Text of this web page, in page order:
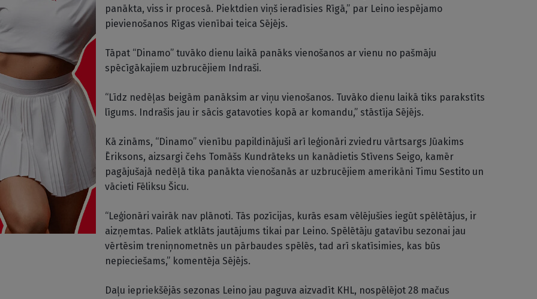
panākta, viss ir procesā. Piektdien viņš ieradīsies Rīgā,” par Leino iespējamo
pievienošanos Rīgas vienībai teica Sējējs.
Tāpat “Dinamo” tuvāko dienu laikā panāks vienošanos ar vienu no pašmāju
spēcīgākajiem uzbrucējiem Indraši.
“Līdz nedēļas beigām panāksim ar viņu vienošanos. Tuvāko dienu laikā tiks parakstīts
līgums. Indrašis jau ir sācis gatavoties kopā ar komandu,” stāstīja Sējējs.
Kā zināms, “Dinamo” vienību papildinājuši arī leģionāri zviedru vārtsargs Jūakims
Ēriksons, aizsargi čehs Tomāšs Kundrāteks un kanādietis Stīvens Seigo, kamēr
pagājušajā nedēļā tika panākta vienošanās ar uzbrucējiem amerikāni Timu Sestito un
vācieti Fēliksu Šicu.
“Leģionāri vairāk nav plānoti. Tās pozīcijas, kurās esam vēlējušies iegūt spēlētājus, ir
aizņemtas. Paliek atklāts jautājums tikai par Leino. Spēlētāju gatavību sezonai jau
vērtēsim treniņnometnēs un pārbaudes spēlēs, tad arī skatīsimies, kas būs
nepieciešams,” komentēja Sējējs.
Daļu iepriekšējās sezonas Leino jau paguva aizvadīt KHL, nospēlējot 28 mačus